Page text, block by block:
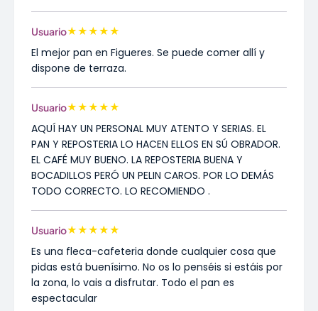
Usuario★★★★★
El mejor pan en Figueres. Se puede comer allí y
dispone de terraza.
Usuario★★★★★
AQUÍ HAY UN PERSONAL MUY ATENTO Y SERIAS. EL
PAN Y REPOSTERIA LO HACEN ELLOS EN SÚ OBRADOR.
EL CAFÉ MUY BUENO. LA REPOSTERIA BUENA Y
BOCADILLOS PERÓ UN PELIN CAROS. POR LO DEMÁS
TODO CORRECTO. LO RECOMIENDO .
Usuario★★★★★
Es una fleca-cafeteria donde cualquier cosa que
pidas está buenísimo. No os lo penséis si estáis por
la zona, lo vais a disfrutar. Todo el pan es
espectacular